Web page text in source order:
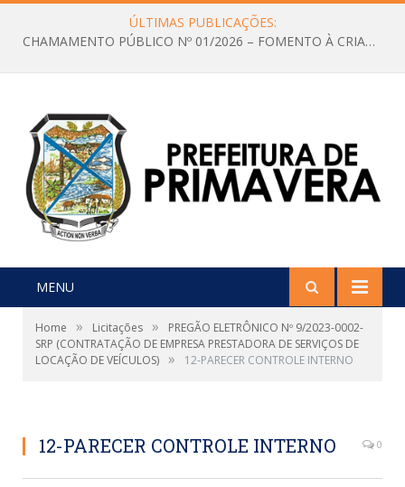
ÚLTIMAS PUBLICAÇÕES:
CHAMAMENTO PÚBLICO Nº 01/2026 – FOMENTO À CRIAÇÃO E A CIRCULAÇÃO DE PRODUÇÕES CULTURAIS – Aldir Blanc
MENU
Home » Licitações »
PREGÃO ELETRÔNICO Nº 9/2023-0002-
SRP (CONTRATAÇÃO DE EMPRESA PRESTADORA DE SERVIÇOS DE
LOCAÇÃO DE VEÍCULOS) » 12-PARECER CONTROLE INTERNO
12-PARECER CONTROLE INTERNO 0